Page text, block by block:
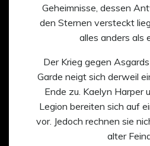
Geheimnisse, dessen
den Sternen versteckt
alles anders als
Der Krieg gegen
Garde neigt sich derweil
Ende zu. Kaelyn Harper
Legion bereiten sich auf
vor. Jedoch rechnen sie
alter